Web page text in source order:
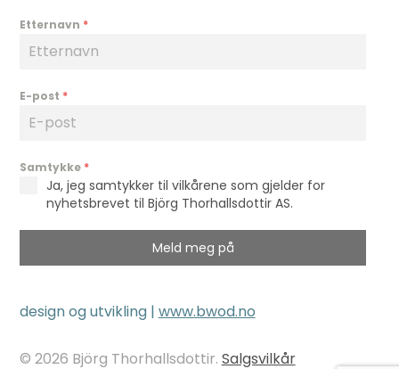
Etternavn *
E-post *
Samtykke *
Ja, jeg samtykker til vilkårene som gjelder for
nyhetsbrevet til Björg Thorhallsdottir AS.
Meld meg på
© 2026 Björg Thorhallsdottir. Salgsvilkår
design og utvikling | www.bwod.no